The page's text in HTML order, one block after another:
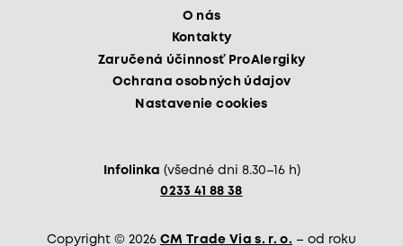
O nás
Kontakty
Zaručená účinnosť ProAlergiky
Ochrana osobných údajov
Nastavenie cookies
Infolinka (všedné dni 8.30–16 h)
0233 41 88 38
Copyright © 2026 CM Trade Via s. r. o. – od roku